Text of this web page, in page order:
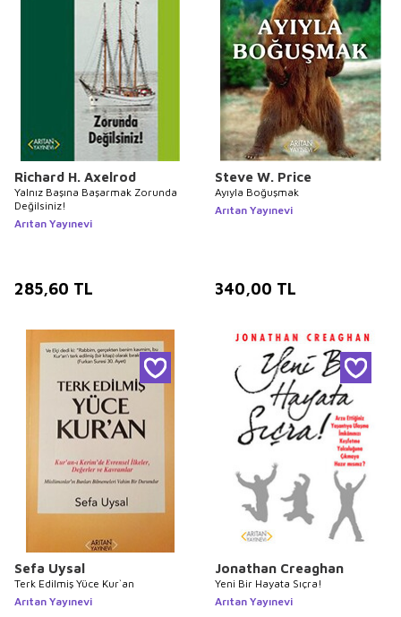
Richard H. Axelrod
Yalnız Başına Başarmak Zorunda
Değilsiniz!
Arıtan Yayınevi
285,60 TL
Steve W. Price
Ayıyla Boğuşmak
Arıtan Yayınevi
340,00 TL
Sefa Uysal
Terk Edilmiş Yüce Kur`an
Arıtan Yayınevi
Jonathan Creaghan
Yeni Bir Hayata Sıçra!
Arıtan Yayınevi